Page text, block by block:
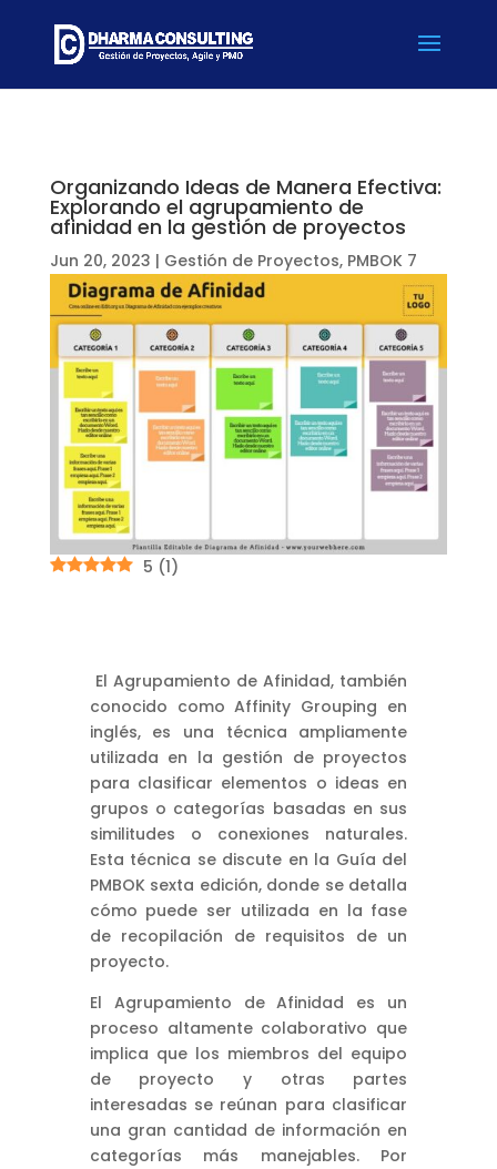
Organizando Ideas de Manera Efectiva:
Explorando el agrupamiento de
afinidad en la gestión de proyectos
Jun 20, 2023 | Gestión de Proyectos, PMBOK 7
5 (1)
El Agrupamiento de Afinidad, también
conocido como Affinity Grouping en
inglés, es una técnica ampliamente
utilizada en la gestión de proyectos
para clasificar elementos o ideas en
grupos o categorías basadas en sus
similitudes o conexiones naturales.
Esta técnica se discute en la Guía del
PMBOK sexta edición, donde se detalla
cómo puede ser utilizada en la fase
de recopilación de requisitos de un
proyecto.
El Agrupamiento de Afinidad es un
proceso altamente colaborativo que
implica que los miembros del equipo
de proyecto y otras partes
interesadas se reúnan para clasificar
una gran cantidad de información en
categorías más manejables. Por